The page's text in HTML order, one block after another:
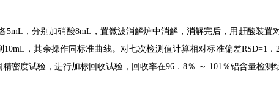
5mL ，分别加硝酸8mL ，置微波消解炉中消解，消解完后，用赶酸装置
10mL ，其余操作同标准曲线。对七次检测值计算相对标准偏差RSD=1 ．
精密度试验，进行加标回收试验，回收率在96 ．8％ ～ 101 ％铝含量检测